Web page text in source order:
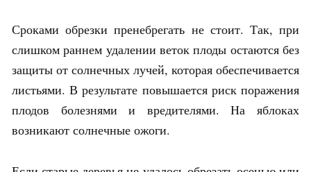
Сроками обрезки пренебрегать не стоит. Так, при
слишком раннем удалении веток плоды остаются без
защиты от солнечных лучей, которая обеспечивается
листьями. В результате повышается риск поражения
плодов болезнями и вредителями. На яблоках
возникают солнечные ожоги.